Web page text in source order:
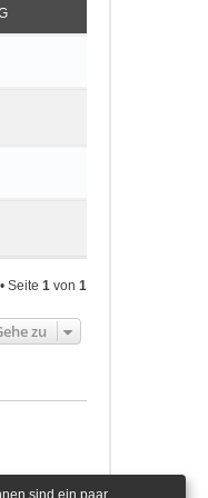
Seite 1 von 1
zu
sind ein paar